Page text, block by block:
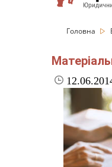
Головна